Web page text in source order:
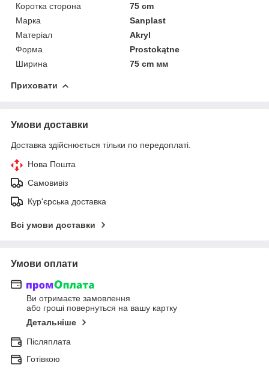
Коротка сторона
75 cm
Марка
Sanplast
Матеріал
Akryl
Форма
Prostokątne
Ширина
75 cm мм
Приховати
Умови доставки
Доставка здійснюється тільки по передоплаті.
Нова Пошта
Самовивіз
Кур'єрська доставка
Всі умови доставки
Умови оплати
Ви отримаєте замовлення
або гроші повернуться на вашу картку
Детальніше
Післяплата
Готівкою